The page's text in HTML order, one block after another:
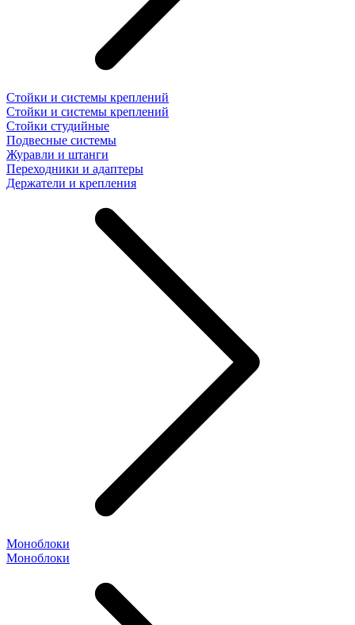
Стойки и системы креплений
Стойки и системы креплений
Стойки студийные
Подвесные системы
Журавли и штанги
Переходники и адаптеры
Держатели и крепления
Моноблоки
Моноблоки